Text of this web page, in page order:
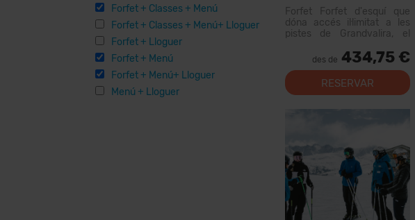
Forfet + Classes + Menú
Forfet + Classes + Menú+ Lloguer
Forfet + Lloguer
Forfet + Menú
Forfet + Menú+ Lloguer
Menú + Lloguer
Forfet Forfet d'esquí que
dóna accés il·limitat a les
pistes de Grandvalira, el
dels Pirineus. Amb aquest
forfet podràs recórrer més...
des de 434,75 €
RESERVAR